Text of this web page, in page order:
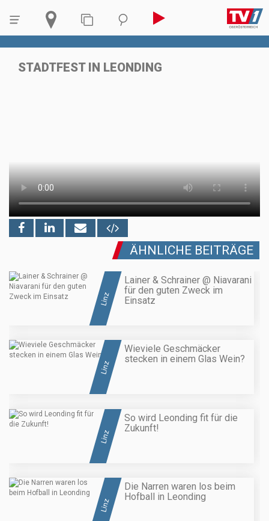
STADTFEST IN LEONDING
ÄHNLICHE BEITRÄGE
Linz
Lainer & Schrainer @ Niavarani
für den guten Zweck im
Einsatz
Linz
Wieviele Geschmäcker
stecken in einem Glas Wein?
Linz
So wird Leonding fit für die
Zukunft!
Linz
Die Narren waren los beim
Hofball in Leonding